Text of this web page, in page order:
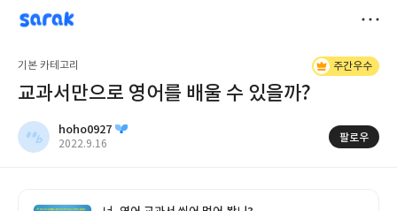
sarak
hoho0927
저
장
기본 카테고리 주간우수
교과서만으로 영어를 배울 수 있을까?
hoho0927
작
2022.9.16
팔로우